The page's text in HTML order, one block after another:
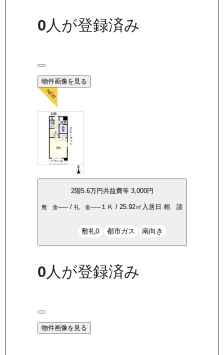
0 人が登録済み
物件画像を見る
2階5.6万円共益費等3,000円
敷 金----- /礼 金----- １Ｋ / 25.92㎡ 入居日相 談
敷礼0 都市ガス 南向き
0人が登録済み
物件画像を見る